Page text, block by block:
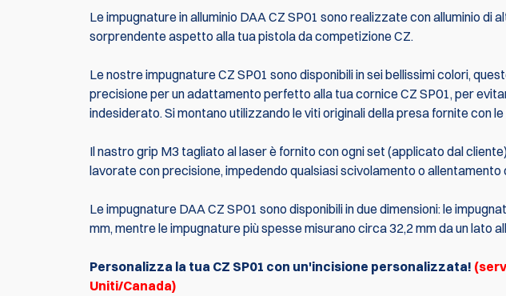
Le impugnature in alluminio DAA CZ SP01 sono realizzate con alluminio di
sorprendente aspetto alla tua pistola da competizione CZ.
Le nostre impugnature CZ SP01 sono disponibili in sei bellissimi colori,
precisione per un adattamento perfetto alla tua cornice CZ SP01, per
indesiderato. Si montano utilizzando le viti originali della presa fornite con
Il nastro grip M3 tagliato al laser è fornito con ogni set (applicato dal
lavorate con precisione, impedendo qualsiasi scivolamento o allentamento
Le impugnature DAA CZ SP01 sono disponibili in due dimensioni: le
mm, mentre le impugnature più spesse misurano circa 32,2 mm da un lato
Personalizza la tua CZ SP01 con un'incisione personalizzata!
Uniti/Canada)